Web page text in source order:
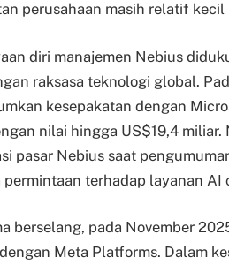
perusahaan masih relatif kecil
diri manajemen Nebius
raksasa teknologi global.
kesepakatan dengan
nilai hingga US$19,4
pasar Nebius saat
terhadap layanan
berselang, pada November
Meta Platforms. Dalam